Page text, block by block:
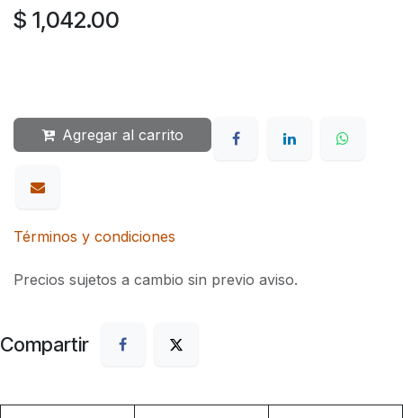
$ 1,042.00
Agregar al carrito
Términos y condiciones
Precios sujetos a cambio sin previo aviso.
Compartir